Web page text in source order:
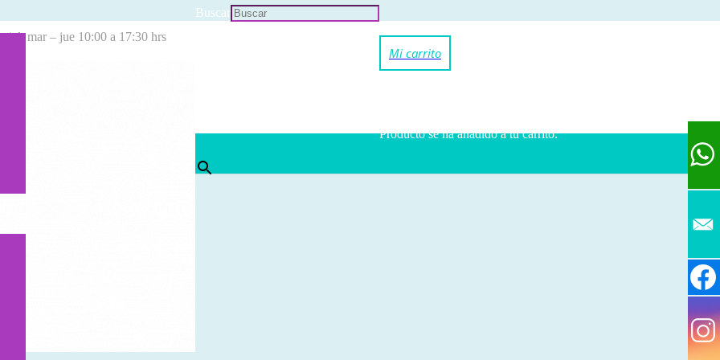
mar – jue 10:00 a 17:30 hrs
Buscar
Productose ha añadido a tu carrito.